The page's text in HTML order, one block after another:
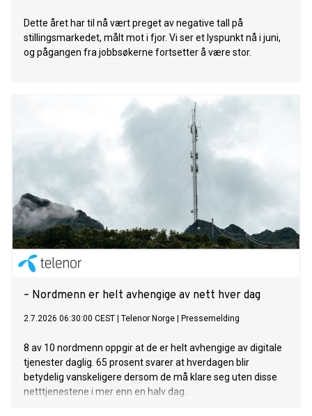
Dette året har til nå vært preget av negative tall på
stillingsmarkedet, målt mot i fjor. Vi ser et lyspunkt nå i juni,
og pågangen fra jobbsøkerne fortsetter å være stor.
– Nordmenn er helt avhengige av nett hver dag
2.7.2026 06:30:00 CEST Telenor Norge Pressemelding
8 av 10 nordmenn oppgir at de er helt avhengige av digitale
tjenester daglig. 65 prosent svarer at hverdagen blir
betydelig vanskeligere dersom de må klare seg uten disse
netttjenestene i mer enn en halv dag.